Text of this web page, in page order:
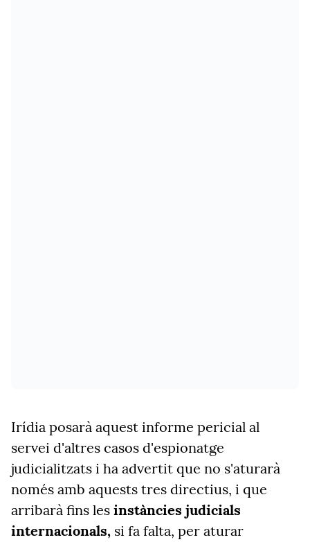
Irídia posarà aquest informe pericial al
servei d'altres casos d'espionatge
judicialitzats i ha advertit que no s'aturarà
només amb aquests tres directius, i que
arribarà fins les instàncies judicials
internacionals, si fa falta, per aturar